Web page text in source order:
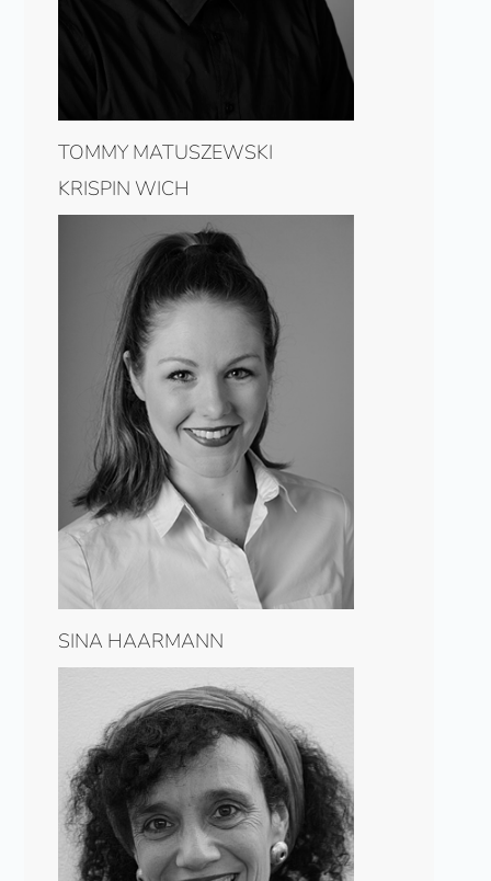
TOMMY MATUSZEWSKI
KRISPIN WICH
SINA HAARMANN